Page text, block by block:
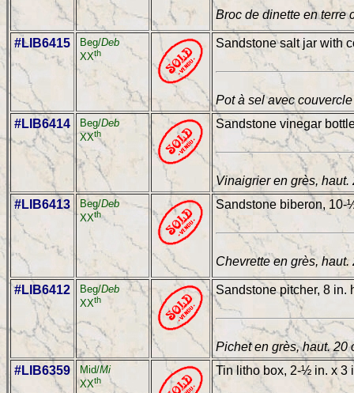
Broc de dinette en terre
#LIB6415 Beg/Deb
XXth
Sandstone salt jar with
Pot à sel avec
#LIB6414
Beg/Deb
XXth
Sandstone vinegar
Vinaigrier en grès, haut.
#LIB6413
Beg/Deb
XXth
Sandstone biberon, 10-
Chevrette en grès, haut.
#LIB6412 Beg/Deb
XXth
Sandstone pitcher, 8 in.
Pichet en grès, haut. 20
#LIB6359
Mid/Mi
XXth
Tin litho box, 2-½ in. x 3